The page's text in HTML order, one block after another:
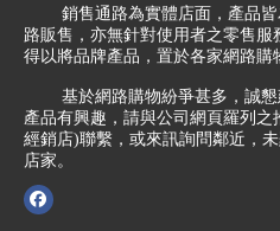
銷售通路為實體店面，產品皆
路販售，亦無針對使用者之零售服
得以將品牌產品，置於各家網路購
基於網路購物紛爭甚多，誠懇
產品有興趣，請與公司網頁羅列
經銷店)聯繫，或來訊詢問鄰近，
店家。